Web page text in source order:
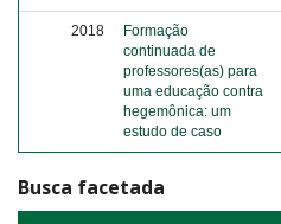
2018
Formação
continuada de
professores(as) para
uma educação contra
hegemônica: um
estudo de caso
Busca facetada